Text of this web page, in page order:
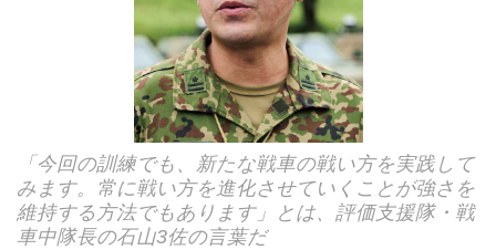
「今回の訓練でも、新たな戦車の戦い方を実践して
みます。常に戦い方を進化させていくことが強さを
維持する方法でもあります」とは、評価支援隊・戦
車中隊長の石山3佐の言葉だ